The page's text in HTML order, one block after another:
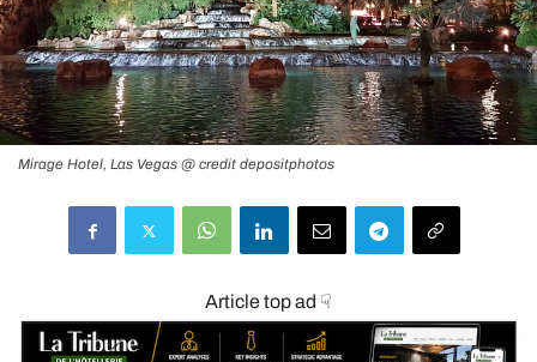
Mirage Hotel, Las Vegas @ credit depositphotos
Article top ad ☟